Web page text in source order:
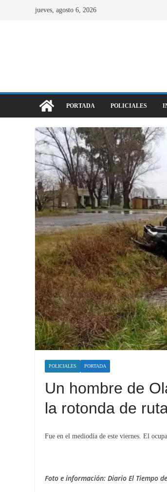
jueves, agosto 6, 2026
PORTADA POLICIALES
POLICIALES PORTADA
Un hombre de
la rotonda de
Fue en el mediodía de este viernes. El
Foto e información: Diario El Tiempo